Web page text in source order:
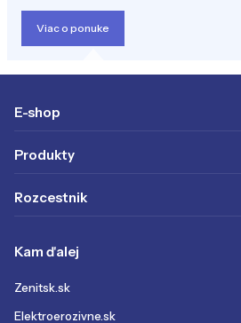
Viac o ponuke
E-shop
Produkty
Rozcestnik
Kam ďalej
Zenitsk.sk
Elektroerozivne.sk